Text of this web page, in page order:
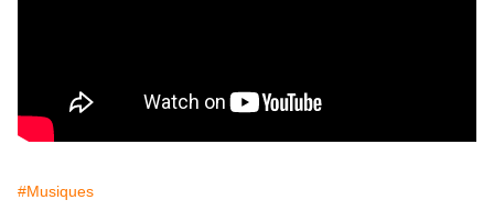
#Musiques